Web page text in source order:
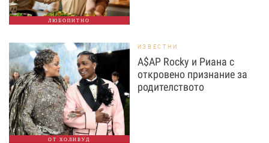
ЛЮБОПИТНО
ОТ ХОЛИВУД
ИЗВЕСТНИ
A$AP Rocky и Риана с
откровено признание за
родителството